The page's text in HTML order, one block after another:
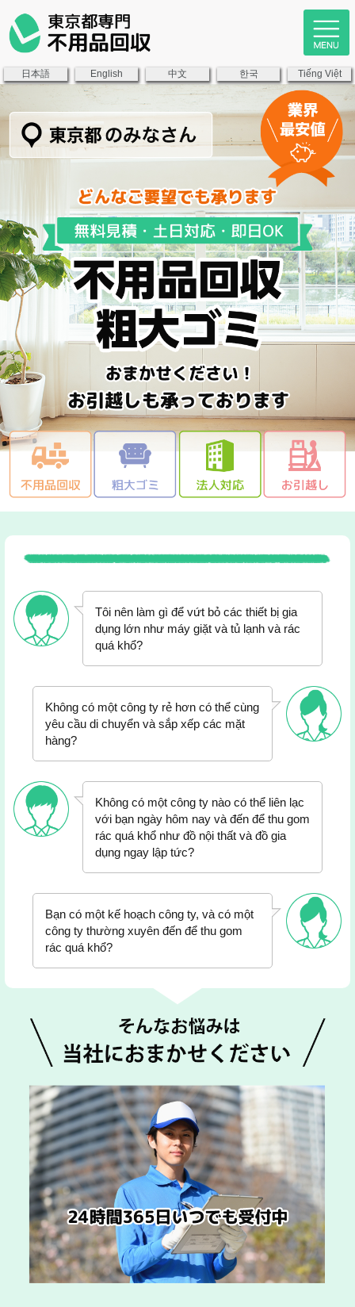
日本語 English 中文 한국 Tiếng Việt
Tôi nên làm gì để vứt bỏ các thiết bị gia
dụng lớn như máy giặt và tủ lạnh và rác
quá khổ?
Không có một công ty rẻ hơn có thể cùng
yêu cầu di chuyển và sắp xếp các mặt
hàng?
Không có một công ty nào có thể liên lạc
với bạn ngày hôm nay và đến để thu gom
rác quá khổ như đồ nội thất và đồ gia
dụng ngay lập tức?
Bạn có một kế hoạch công ty, và có một
công ty thường xuyên đến để thu gom
rác quá khổ?